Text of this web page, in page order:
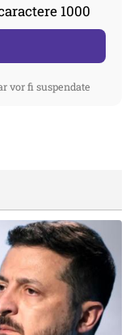
1000
vor fi suspendate